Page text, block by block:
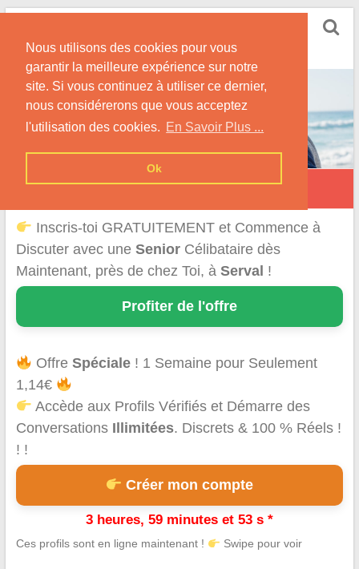
Nous utilisons des cookies pour vous
garantir la meilleure expérience sur notre
site. Si vous continuez à utiliser ce dernier,
nous considérerons que vous acceptez
l'utilisation des cookies. En Savoir Plus ...
Ok
Skip
content
Conseils & Infos pour la Rencontre d'une Senior
Serval
Inscris-toi GRATUITEMENT et Commence à
Discuter avec une SeniorCélibataire dès
Maintenant, près de chez Toi, à Serval !
Profiter de l'offre
OffreSpéciale ! 1 Semaine pour Seulement
1,14€
Accède aux Profils Vérifiés et Démarre des
Conversations Illimitées. Discrets & 100 % Réels !
! !
Créer mon compte
3 heures, 59 minutes et 53 s *
Ces profils sont en ligne maintenant ! Swipe pour voir